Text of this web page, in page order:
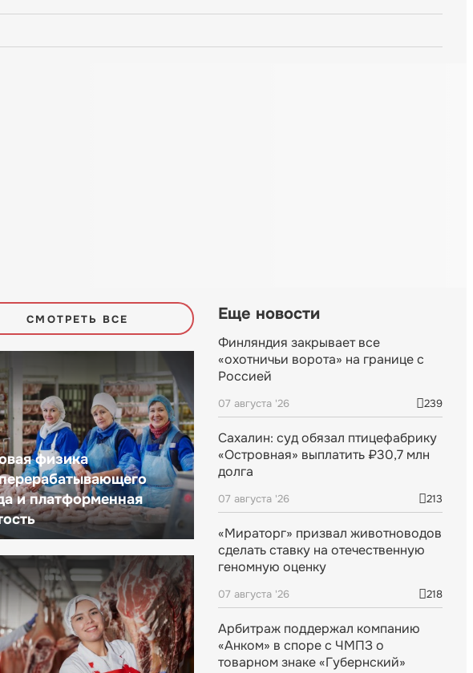
СМОТРЕТЬ ВСЕ
физика
и платформенная
Еще новости
Финляндия закрывает все
«охотничьи ворота» на границе с
Россией
07 августа '26 239
Сахалин: суд обязал птицефабрику
«Островная» выплатить ₽30,7 млн
долга
07 августа '26 213
«Мираторг» призвал животноводов
сделать ставку на отечественную
геномную оценку
07 августа '26 218
Арбитраж поддержал компанию
«Анком» в споре с ЧМПЗ о
товарном знаке «Губернский»